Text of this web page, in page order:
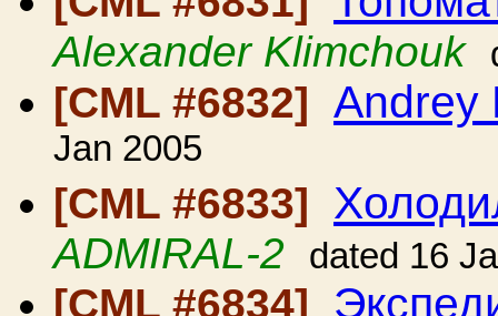
Alexander Klimchouk
[CML #6832] Andrey
Jan 2005
[CML #6833]
ADMIRAL-2 dated 16
[CML #6834]